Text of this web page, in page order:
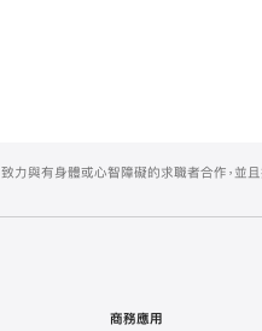
與有身體或心智障礙的求職者合作，並且
商務應用